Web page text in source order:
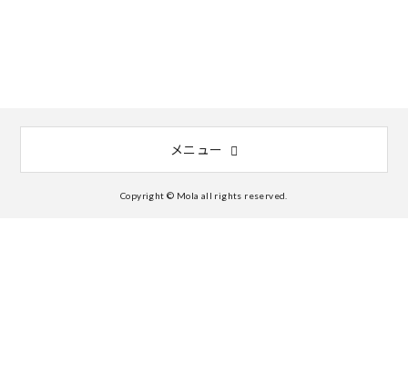
メニュー
Copyright © Mola all rights reserved.